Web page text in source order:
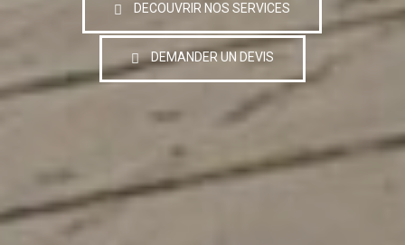
DECOUVRIR NOS SERVICES
DEMANDER UN DEVIS